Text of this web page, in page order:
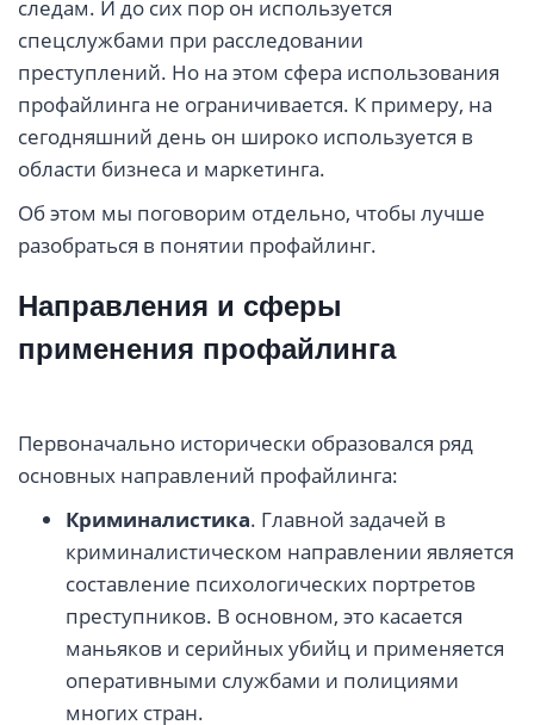
следам. И до сих пор он используется
спецслужбами при расследовании
преступлений. Но на этом сфера использования
профайлинга не ограничивается. К примеру, на
сегодняшний день он широко используется в
области бизнеса и маркетинга.
Об этом мы поговорим отдельно, чтобы лучше
разобраться в понятии профайлинг.
Направления и сферы
применения профайлинга
Первоначально исторически образовался ряд
основных направлений профайлинга:
Криминалистика. Главной задачей в
криминалистическом направлении является
составление психологических портретов
преступников. В основном, это касается
маньяков и серийных убийц и применяется
оперативными службами и полициями
многих стран.